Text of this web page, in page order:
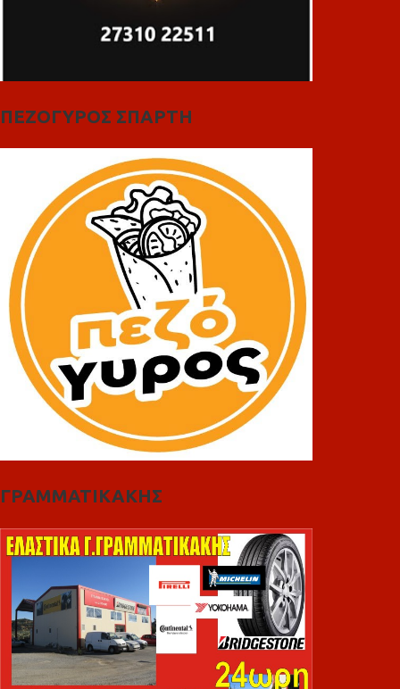
ΠΕΖΟΓΥΡΟΣ ΣΠΑΡΤΗ
ΓΡΑΜΜΑΤΙΚΑΚΗΣ